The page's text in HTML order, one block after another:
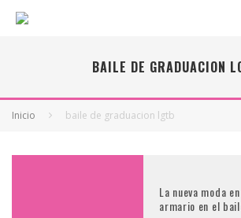
BAILE DE GRADUACION
Inicio baile de graduacion lgtb
La nueva moda
armario en el